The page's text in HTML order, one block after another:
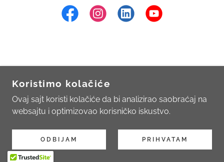
PRAVA ZADRŽANA.
Politika privatnosti
Koristimo kolačiće
Ovaj sajt koristi kolačiće da bi analizirao saobraćaj na
websajtu i optimizovao korisničko iskustvo.
ODBIJAM PRIHVATAM